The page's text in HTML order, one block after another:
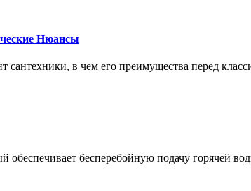
Нюансы
сантехники, в чем его преимущества перед
бесперебойную подачу горячей